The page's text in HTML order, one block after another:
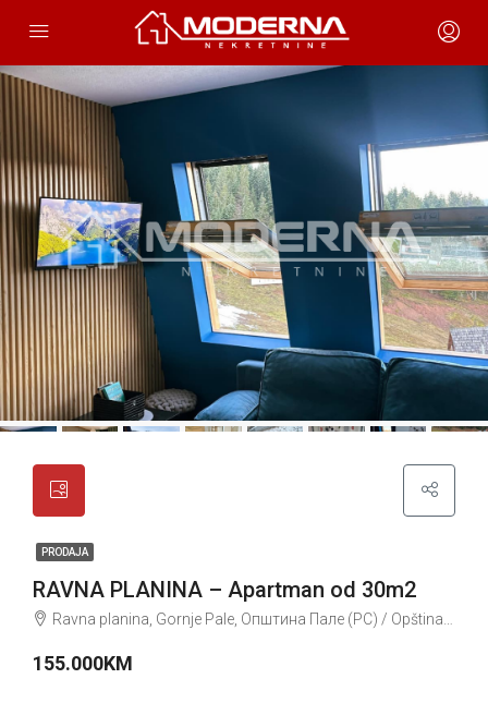
PRODAJA
RAVNA PLANINA – Apartman od 30m2
Ravna planina, Gornje Pale, Општина Пале (РС) / Opština Pale (RS), Град Источно Сарајево / Grad Istočno Sarajevo, Република Српска / Republika Srpska, Bosna i Hercegovina / Босна и Херцеговина
155.000KM